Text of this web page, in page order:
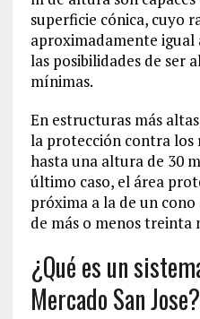
superficie cónica, cuyo
aproximadamente igual
las posibilidades de ser
mínimas.
En estructuras más
la protección contra los
hasta una altura de 30
último caso, el área
próxima a la de un
de más o menos treinta
¿Qué es un
Mercado San Jose?